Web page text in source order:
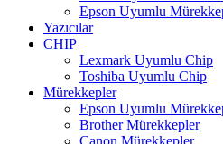
Epson Uyumlu
Yazıcılar
CHIP
Lexmark Uyumlu Chip
Toshiba Uyumlu Chip
Mürekkepler
Epson Uyumlu
Brother Mürekkepler